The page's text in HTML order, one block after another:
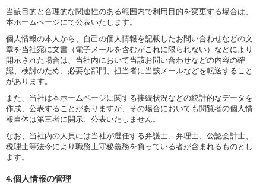
当該目的と合理的な関連性のある範囲内で利用目的を変更する場合は、
本ホームページにて公表いたします。
個人情報の本人から、自己の個人情報を記載したお問い合わせなどの文
章を当社宛に文書（電子メールを含むがこれに限られない）などにより
開示された場合は、当社内において当該お問い合わせなどの内容の確
認、検討のため、必要な部門、担当者に当該メールなどを転送すること
があります。
また、当社は本ホームページに関する接続状況などの統計的なデータを
作成、公表することがありますが、その場合においても閲覧者の個人情
報自体は第三者に開示、公表いたしません。
なお、当社内の人員には当社が選任する弁護士、弁理士、公認会計士、
税理士等法令により職務上守秘義務を負っている者が含まれるものとし
ます。
4.個人情報の管理